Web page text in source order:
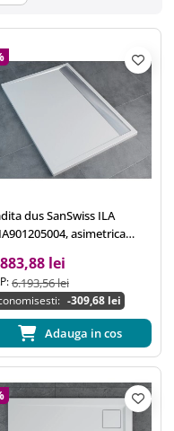
dus SanSwiss ILA
asimetrica
sintetica, alb
lei
6.193,56 lei
-309,68 lei
Adauga in cos